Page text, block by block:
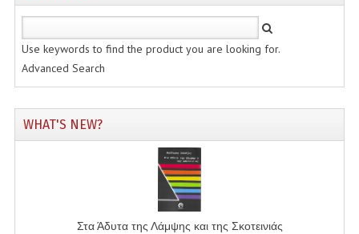
Use keywords to find the product you are looking for.
Advanced Search
WHAT'S NEW?
Στα Άδυτα της Λάμψης και της Σκοτεινιάς